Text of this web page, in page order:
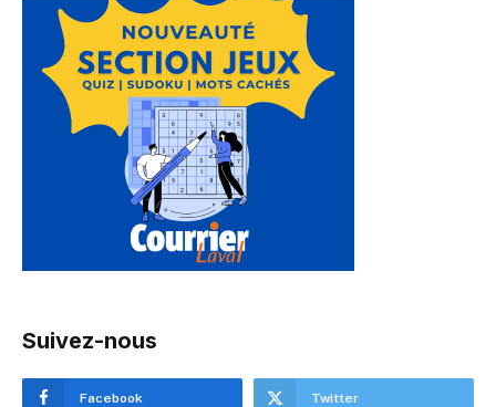
Suivez-nous
Facebook Twitter